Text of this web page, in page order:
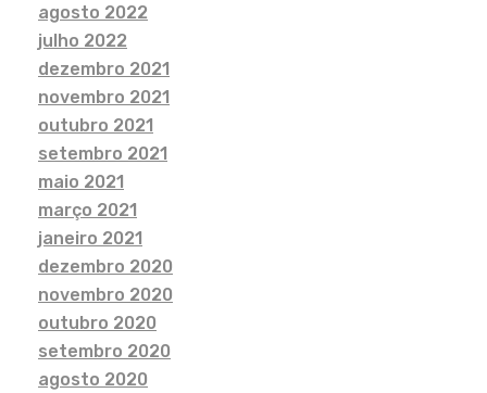
agosto 2022
julho 2022
dezembro 2021
novembro 2021
outubro 2021
setembro 2021
maio 2021
março 2021
janeiro 2021
dezembro 2020
novembro 2020
outubro 2020
setembro 2020
agosto 2020